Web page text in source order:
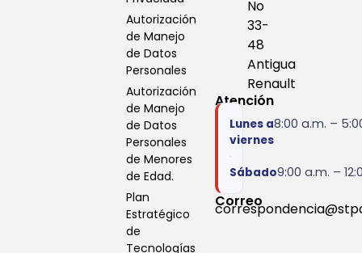
Autorización
de Manejo
de Datos
Personales
Autorización
de Manejo
de Datos
Personales
de Menores
de Edad.
Plan
Estratégico
de
Tecnologías
No
33-
48
Antigua
Renault
Atención
Lunes a
viernes
8:00 a.m. –
Sábado9:00 a.m. –
Correo